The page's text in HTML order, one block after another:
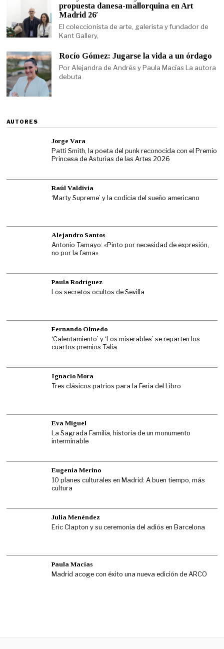
propuesta danesa-mallorquina en Art
Madrid 26′
El coleccionista de arte, galerista y fundador de
Kant Gallery,
Rocío Gómez: Jugarse la vida a un órdago
Por Alejandra de Andrés y Paula Macías La autora
debuta
AUTORES
Jorge Vara
Patti Smith, la poeta del punk reconocida con el Premio
Princesa de Asturias de las Artes 2026
Raúl Valdivia
‘Marty Supreme’ y la codicia del sueño americano
Alejandro Santos
Antonio Tamayo: «Pinto por necesidad de expresión,
no por la fama»
Paula Rodríguez
Los secretos ocultos de Sevilla
Fernando Olmedo
‘Calentamiento’ y ‘Los miserables’ se reparten los
cuartos premios Talía
Ignacio Mora
Tres clásicos patrios para la Feria del Libro
Eva Miguel
La Sagrada Familia, historia de un monumento
interminable
Eugenia Merino
10 planes culturales en Madrid: A buen tiempo, más
cultura
Julia Menéndez
Eric Clapton y su ceremonia del adiós en Barcelona
Paula Macías
Madrid acoge con éxito una nueva edición de ARCO